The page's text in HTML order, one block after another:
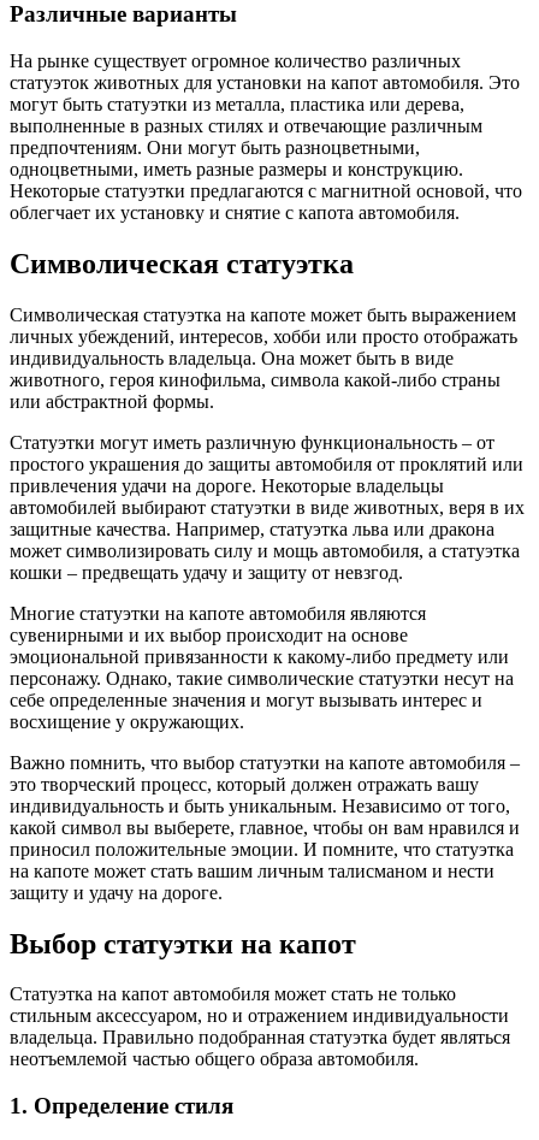
Различные варианты
На рынке существует огромное количество различных
статуэток животных для установки на капот автомобиля. Это
могут быть статуэтки из металла, пластика или дерева,
выполненные в разных стилях и отвечающие различным
предпочтениям. Они могут быть разноцветными,
одноцветными, иметь разные размеры и конструкцию.
Некоторые статуэтки предлагаются с магнитной основой, что
облегчает их установку и снятие с капота автомобиля.
Символическая статуэтка
Символическая статуэтка на капоте может быть выражением
личных убеждений, интересов, хобби или просто отображать
индивидуальность владельца. Она может быть в виде
животного, героя кинофильма, символа какой-либо страны
или абстрактной формы.
Статуэтки могут иметь различную функциональность – от
простого украшения до защиты автомобиля от проклятий или
привлечения удачи на дороге. Некоторые владельцы
автомобилей выбирают статуэтки в виде животных, веря в их
защитные качества. Например, статуэтка льва или дракона
может символизировать силу и мощь автомобиля, а статуэтка
кошки – предвещать удачу и защиту от невзгод.
Многие статуэтки на капоте автомобиля являются
сувенирными и их выбор происходит на основе
эмоциональной привязанности к какому-либо предмету или
персонажу. Однако, такие символические статуэтки несут на
себе определенные значения и могут вызывать интерес и
восхищение у окружающих.
Важно помнить, что выбор статуэтки на капоте автомобиля –
это творческий процесс, который должен отражать вашу
индивидуальность и быть уникальным. Независимо от того,
какой символ вы выберете, главное, чтобы он вам нравился и
приносил положительные эмоции. И помните, что статуэтка
на капоте может стать вашим личным талисманом и нести
защиту и удачу на дороге.
Выбор статуэтки на капот
Статуэтка на капот автомобиля может стать не только
стильным аксессуаром, но и отражением индивидуальности
владельца. Правильно подобранная статуэтка будет являться
неотъемлемой частью общего образа автомобиля.
1. Определение стиля